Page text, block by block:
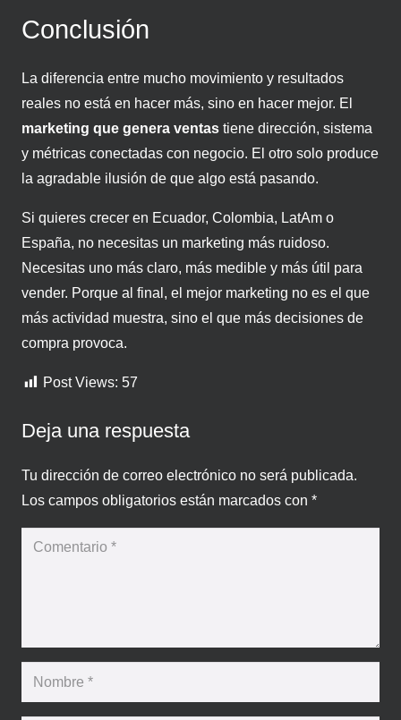
Conclusión
La diferencia entre mucho movimiento y resultados
reales no está en hacer más, sino en hacer mejor. El
marketing que genera ventas tiene dirección, sistema
y métricas conectadas con negocio. El otro solo produce
la agradable ilusión de que algo está pasando.
Si quieres crecer en Ecuador, Colombia, LatAm o
España, no necesitas un marketing más ruidoso.
Necesitas uno más claro, más medible y más útil para
vender. Porque al final, el mejor marketing no es el que
más actividad muestra, sino el que más decisiones de
compra provoca.
Post Views: 57
Deja una respuesta
Tu dirección de correo electrónico no será publicada.
Los campos obligatorios están marcados con *